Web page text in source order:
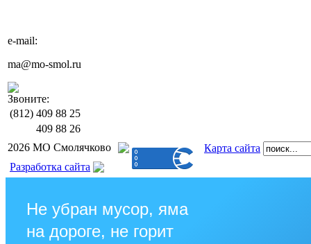
e-mail:
ma@mo-smol.ru
Звоните:
(812) 409 88 25
409 88 26
2026 МО Смолячково
Карта сайта
Разработка сайта
Не убран мусор, яма
на дороге, не горит